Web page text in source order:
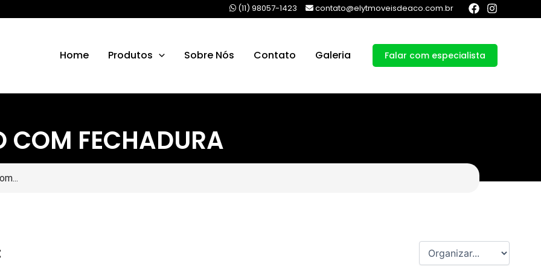
(11) 98057-1423 contato@elytmoveisdeaco.com.br
Home Produtos Sobre Nós Contato Galeria Falar com especialista
COM FECHADURA